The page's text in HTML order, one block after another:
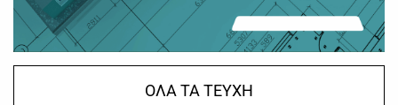
ΟΛΑ ΤΑ ΤΕΥΧΗ